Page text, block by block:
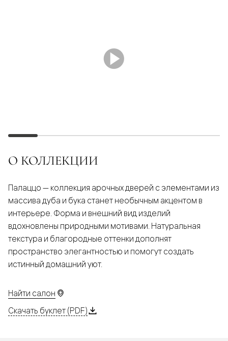
О КОЛЛЕКЦИИ
Палаццо — коллекция арочных дверей с элементами из
массива дуба и бука станет необычным акцентом в
интерьере. Форма и внешний вид изделий
вдохновлены природными мотивами. Натуральная
текстура и благородные оттенки дополнят
пространство элегантностью и помогут создать
истинный домашний уют.
Найти салон
Скачать буклет (PDF)